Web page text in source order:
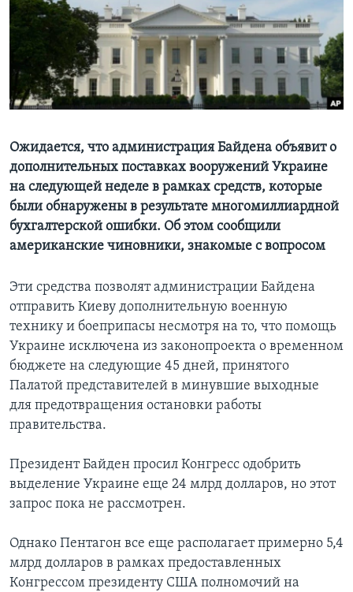
Learning English
СОЦИАЛЬНЫЕ СЕТИ
Языки
Ожидается, что администрация Байдена объявит о
дополнительных поставках вооружений Украине
на следующей неделе в рамках средств, которые
были обнаружены в результате многомиллиардной
бухгалтерской ошибки. Об этом сообщили
американские чиновники, знакомые с вопросом
Эти средства позволят администрации Байдена
отправить Киеву дополнительную военную
технику и боеприпасы несмотря на то, что помощь
Украине исключена из законопроекта о временном
бюджете на следующие 45 дней, принятого
Палатой представителей в минувшие выходные
для предотвращения остановки работы
правительства.
Президент Байден просил Конгресс одобрить
выделение Украине еще 24 млрд долларов, но этот
запрос пока не рассмотрен.
Однако Пентагон все еще располагает примерно 5,4
млрд долларов в рамках предоставленных
Конгрессом президенту США полномочий на